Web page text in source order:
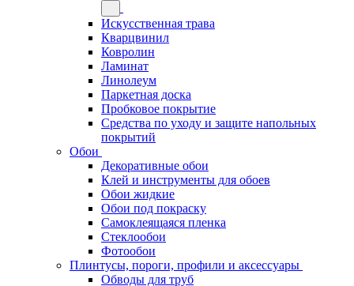
Искусственная трава
Кварцвинил
Ковролин
Ламинат
Линолеум
Паркетная доска
Пробковое покрытие
Средства по уходу и защите напольных
покрытий
Обои
Декоративные обои
Клей и инструменты для обоев
Обои жидкие
Обои под покраску
Самоклеящаяся пленка
Стеклообои
Фотообои
Плинтусы, пороги, профили и аксессуары
Обводы для труб